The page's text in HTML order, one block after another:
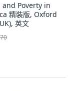
and Poverty in
精裝版, Oxford
英文